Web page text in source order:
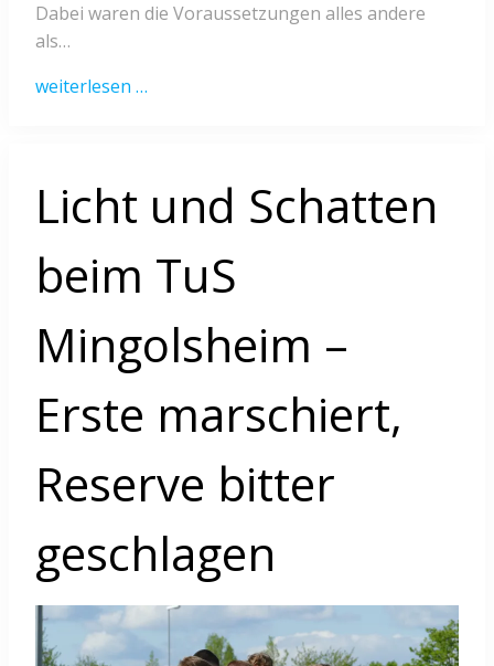
Dabei waren die Voraussetzungen alles andere
als…
weiterlesen …
Licht und Schatten
beim TuS
Mingolsheim –
Erste marschiert,
Reserve bitter
geschlagen